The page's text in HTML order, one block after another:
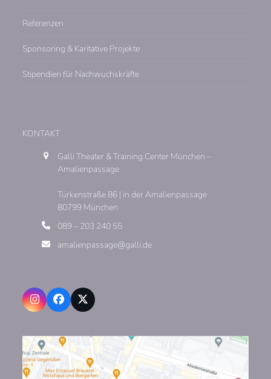
Referenzen
Sponsoring & Karitative Projekte
Stipendien für Nachwuchskräfte
KONTAKT
Galli Theater & Training Center München –
Amalienpassage
Türkenstraße 86 | in der Amalienpassage
80799 München
089 – 203 240 55
amalienpassage@galli.de
Instagram
Facebook
X